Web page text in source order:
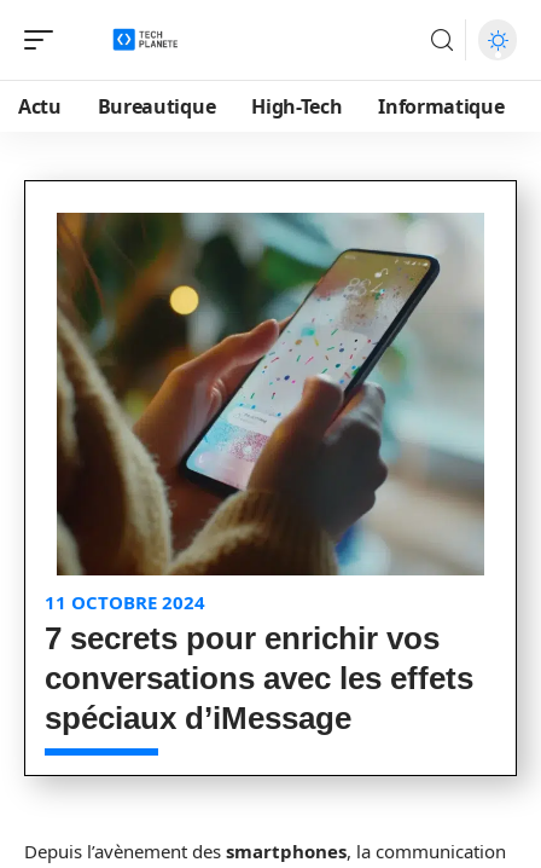
Actu Bureautique High-Tech Informatique
11 OCTOBRE 2024
7 secrets pour enrichir vos
conversations avec les effets
spéciaux d’iMessage
Depuis l’avènement des smartphones, la communication